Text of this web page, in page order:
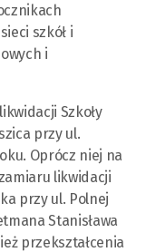
szkół i
i
Szkoły
przy ul.
Oprócz niej na
likwidacji
przy ul. Polnej
Stanisława
przekształcenia